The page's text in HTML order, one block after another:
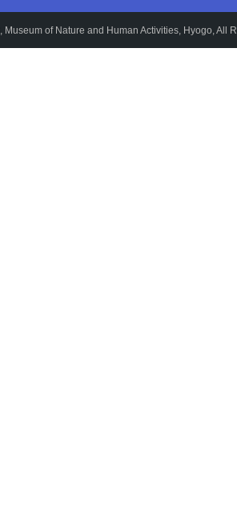
of Nature and Human Activities, Hyogo, All